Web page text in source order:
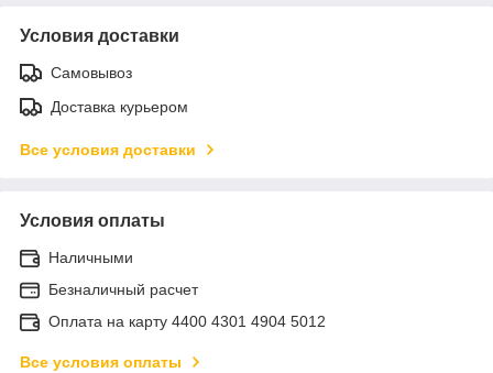
Условия доставки
Самовывоз
Доставка курьером
Все условия доставки
Условия оплаты
Наличными
Безналичный расчет
Оплата на карту 4400 4301 4904 5012
Все условия оплаты